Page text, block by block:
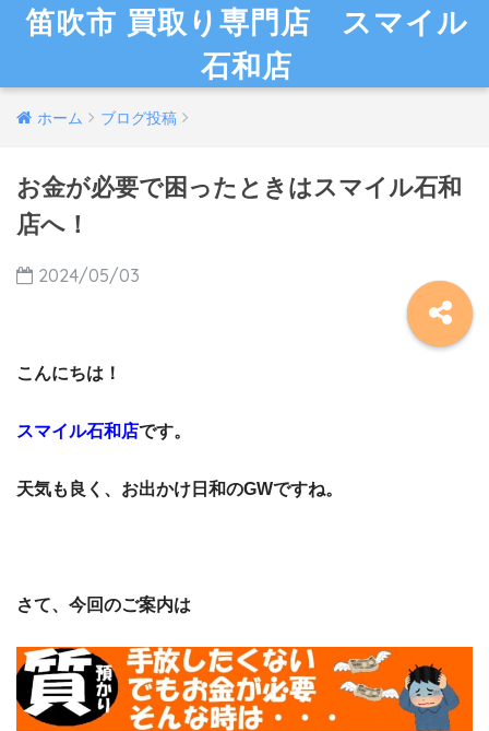
笛吹市 買取り専門店 スマイル
石和店
ホーム ブログ投稿
お金が必要で困ったときはスマイル石和
店へ！
2024/05/03
こんにちは！
スマイル石和店です。
天気も良く、お出かけ日和のGWですね。
さて、今回のご案内は